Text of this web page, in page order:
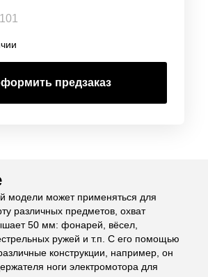
предзаказ
модели может применяться для
различных предметов, охват
50 мм: фонарей, вёсел,
ружей и т.п. С его помощью
конструкции, например, он
ноги электромотора для